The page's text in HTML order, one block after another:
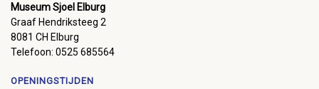
Museum Sjoel Elburg
Graaf Hendriksteeg 2
8081 CH Elburg
Telefoon: 0525 685564
OPENINGSTIJDEN